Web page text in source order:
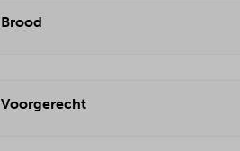
Brood
Voorgerecht